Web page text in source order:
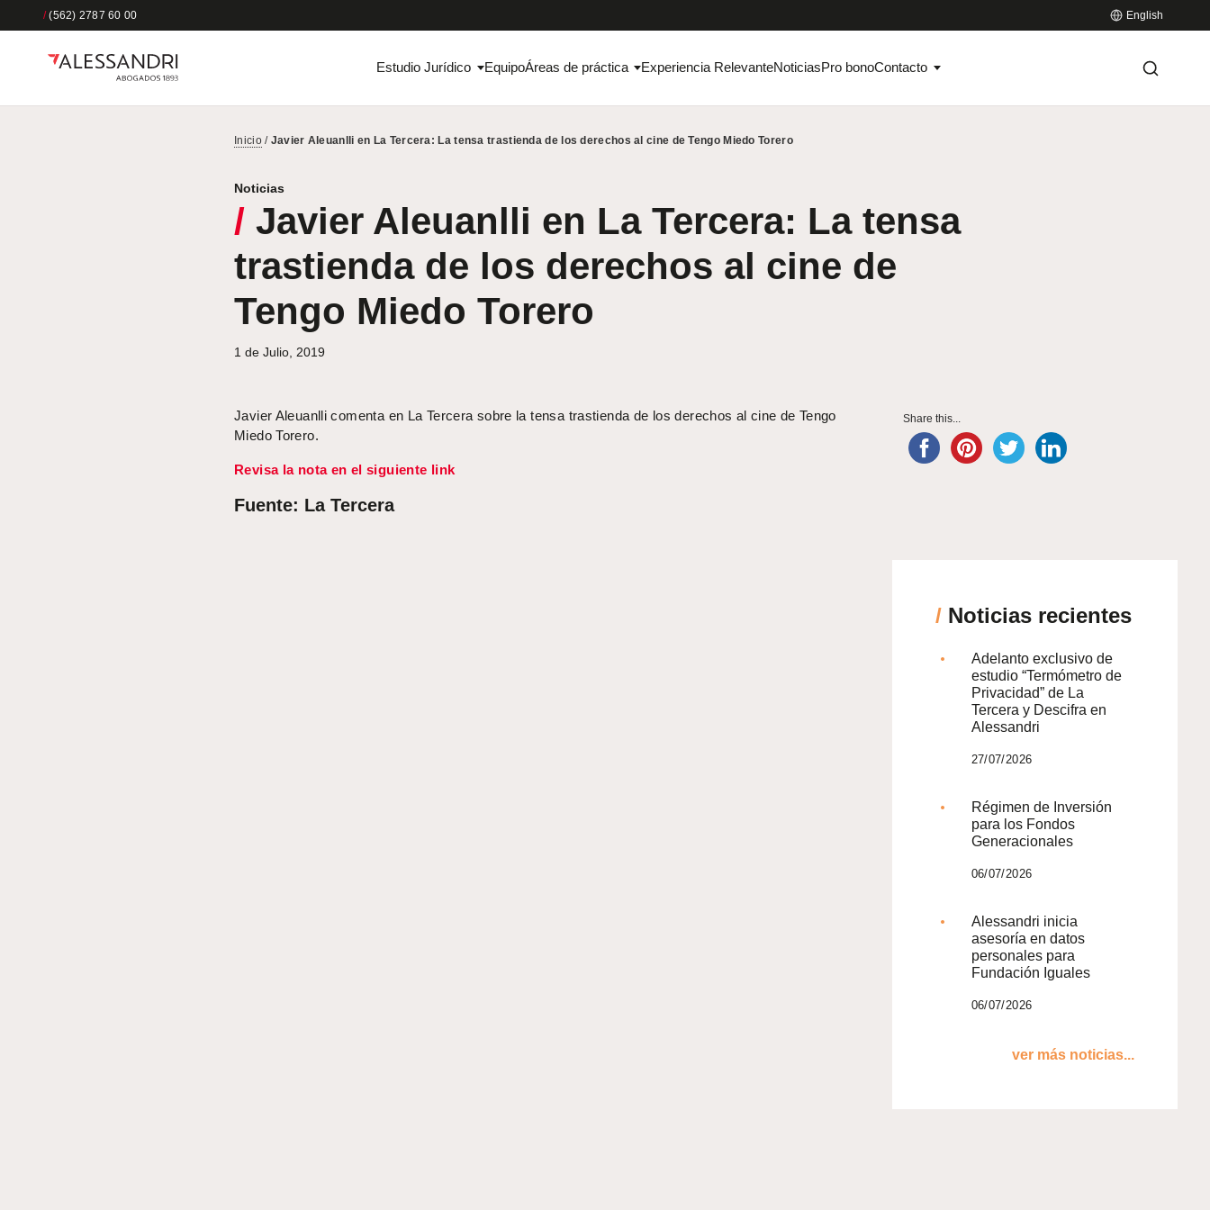
/(562) 2787 60 00 English
Estudio Jurídico EquipoÁreas de práctica Experiencia RelevanteNoticiasPro bonoContacto
Inicio/ Javier Aleuanlli en La Tercera: La tensa trastienda de los derechos al cine de Tengo Miedo Torero
Noticias
/ Javier Aleuanlli en La Tercera: La tensa
trastienda de los derechos al cine de
Tengo Miedo Torero
1 de Julio, 2019
Javier Aleuanlli comenta en La Tercera sobre la tensa trastienda de los derechos al cine de Tengo
Miedo Torero.
Revisa la nota en el siguiente link
Fuente: La Tercera
Share this...
/Noticias recientes
Adelanto exclusivo de
estudio “Termómetro de
Privacidad” de La
Tercera y Descifra en
Alessandri
27/07/2026
Régimen de Inversión
para los Fondos
Generacionales
06/07/2026
Alessandri inicia
asesoría en datos
personales para
Fundación Iguales
06/07/2026
ver más noticias...